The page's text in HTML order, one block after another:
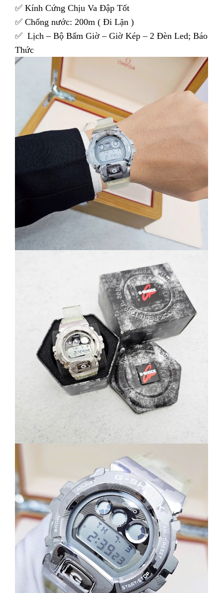
✅ Kính Cứng Chịu Va Đập Tốt
✅ Chống nước: 200m ( Đi Lặn )
✅ Lịch – Bộ Bấm Giờ – Giờ Kép – 2 Đèn Led; Báo
Thức